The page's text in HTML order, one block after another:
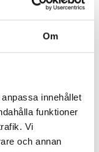
Om
innehållet
funktioner
Vi
och annan
Dental Research
Research